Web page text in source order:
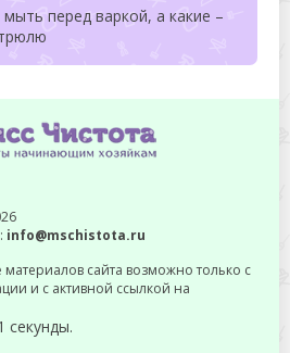
перед варкой, а какие –
info@mschistota.ru
сайта возможно только с
и с активной ссылкой на
секунды.